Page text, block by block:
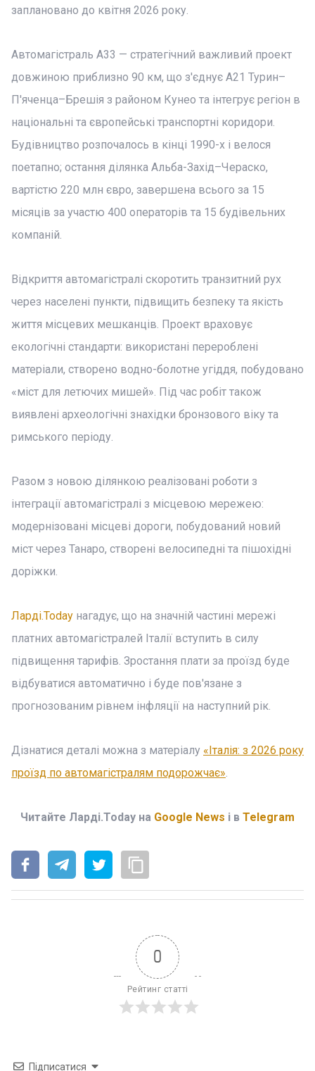
заплановано до квітня 2026 року.
Автомагістраль A33 — стратегічний важливий проект
довжиною приблизно 90 км, що з'єднує A21 Турин–
П'яченца–Брешія з районом Кунео та інтегрує регіон в
національні та європейські транспортні коридори.
Будівництво розпочалось в кінці 1990-х і велося
поетапно; остання ділянка Альба-Захід–Чераско,
вартістю 220 млн євро, завершена всього за 15
місяців за участю 400 операторів та 15 будівельних
компаній.
Відкриття автомагістралі скоротить транзитний рух
через населені пункти, підвищить безпеку та якість
життя місцевих мешканців. Проект враховує
екологічні стандарти: використані перероблені
матеріали, створено водно-болотне угіддя, побудовано
«міст для летючих мишей». Під час робіт також
виявлені археологічні знахідки бронзового віку та
римського періоду.
Разом з новою ділянкою реалізовані роботи з
інтеграції автомагістралі з місцевою мережею:
модернізовані місцеві дороги, побудований новий
міст через Танаро, створені велосипедні та пішохідні
доріжки.
Ларді.Today нагадує, що на значній частині мережі
платних автомагістралей Італії вступить в силу
підвищення тарифів. Зростання плати за проїзд буде
відбуватися автоматично і буде пов'язане з
прогнозованим рівнем інфляції на наступний рік.
Дізнатися деталі можна з матеріалу «Італія: з 2026 року
проїзд по автомагістралям подорожчає».
Читайте Ларді.Today на Google News і в Telegram
0
Рейтинг статті
Підписатися